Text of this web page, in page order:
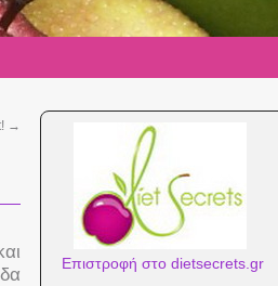
→
Επιστροφή στο dietsecrets.gr